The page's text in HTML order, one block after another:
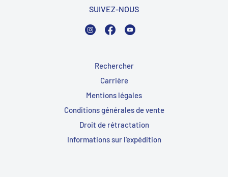
SUIVEZ-NOUS
InstagramFacebook
Rechercher
Carrière
Mentions légales
Conditions générales de vente
Droit de rétractation
Informations sur l'expédition